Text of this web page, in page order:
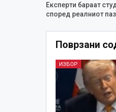
Експерти бараат
според реалниот
Поврзани
ИЗБОР